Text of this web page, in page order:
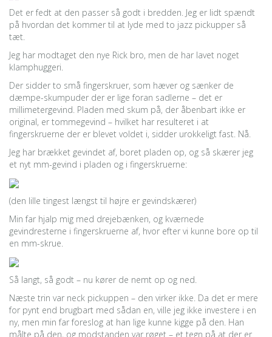
Det er fedt at den passer så godt i bredden. Jeg er lidt spændt
på hvordan det kommer til at lyde med to jazz pickupper så
tæt.
Jeg har modtaget den nye Rick bro, men de har lavet noget
klamphuggeri.
Der sidder to små fingerskruer, som hæver og sænker de
dæmpe-skumpuder der er lige foran sadlerne – det er
millimetergevind. Pladen med skum på, der åbenbart ikke er
original, er tommegevind – hvilket har resulteret i at
fingerskruerne der er blevet voldet i, sidder urokkeligt fast. Nå.
Jeg har brækket gevindet af, boret pladen op, og så skærer jeg
et nyt mm-gevind i pladen og i fingerskruerne:
(den lille tingest længst til højre er gevindskærer)
Min far hjalp mig med drejebænken, og kværnede
gevindresterne i fingerskruerne af, hvor efter vi kunne bore op til
en mm-skrue.
Så langt, så godt – nu kører de nemt op og ned.
Næste trin var neck pickuppen – den virker ikke. Da det er mere
for pynt end brugbart med sådan en, ville jeg ikke investere i en
ny, men min far foreslog at han lige kunne kigge på den. Han
målte på den, og modstanden var røget – et tegn på at der er